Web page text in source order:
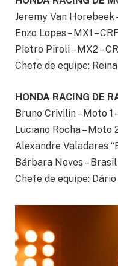
Jeremy Van Horebeek
Enzo Lopes – MX1 –
Pietro Piroli – MX2 –
Chefe de equipe:
HONDA RACING DE
Bruno Crivilin – Moto 1
Luciano Rocha – Moto
Alexandre Valadares
Bárbara Neves – Brasil
Chefe de equipe: Dário